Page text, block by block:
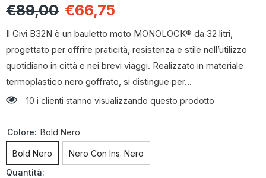
€89,00 €66,75
Il Givi B32N è un bauletto moto MONOLOCK® da 32 litri,
progettato per offrire praticità, resistenza e stile nell’utilizzo
quotidiano in città e nei brevi viaggi. Realizzato in materiale
termoplastico nero goffrato, si distingue per...
10 i clienti stanno visualizzando questo prodotto
Colore: Bold Nero
Bold Nero
Nero Con Ins. Nero
Quantità: